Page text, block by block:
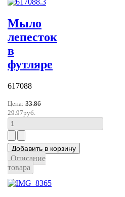
Мыло
лепесток
в
футляре
617088
Цена: 33.86
29.97руб.
Описание
товара